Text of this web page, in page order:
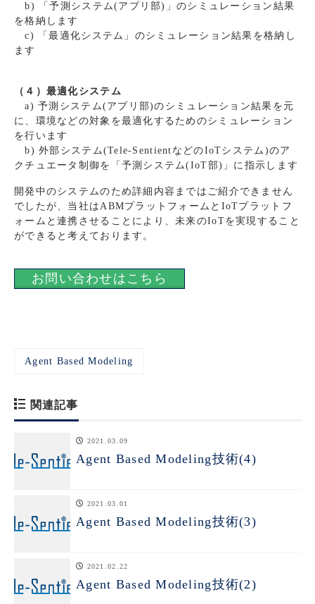
b) 「予測システム(アプリ部)」のシミュレーション結果
を格納します
c) 「最適化システム」のシミュレーション結果を格納し
ます
（４）最適化システム
a) 予測システム(アプリ部)のシミュレーション結果を元
に、環境などの対象を最適化するためのシミュレーション
を行います
b) 外部システム(Tele-SentientなどのIoTシステム)のア
クチュエータ制御を「予測システム(IoT部)」に指示します
開発中のシステムのため詳細内容まではご紹介できません
でしたが、当社はABMプラットフォームとIoTプラットフ
ォームと連携させることにより、未来のIoTを実現すること
ができると考えております。
お問い合わせはこちら
Agent Based Modeling
関連記事
2021.03.09
Agent Based Modeling技術(4)
2021.03.01
Agent Based Modeling技術(3)
2021.02.22
Agent Based Modeling技術(2)